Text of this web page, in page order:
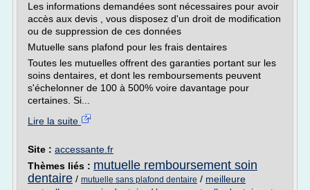
Les informations demandées sont nécessaires pour avoir
accès aux devis , vous disposez d'un droit de modification
ou de suppression de ces données
Mutuelle sans plafond pour les frais dentaires
Toutes les mutuelles offrent des garanties portant sur les
soins dentaires, et dont les remboursements peuvent
s'échelonner de 100 à 500% voire davantage pour
certaines. Si...
Lire la suite
Site : accessante.fr
Thèmes liés : mutuelle remboursement soin
dentaire / mutuelle sans plafond dentaire / meilleure